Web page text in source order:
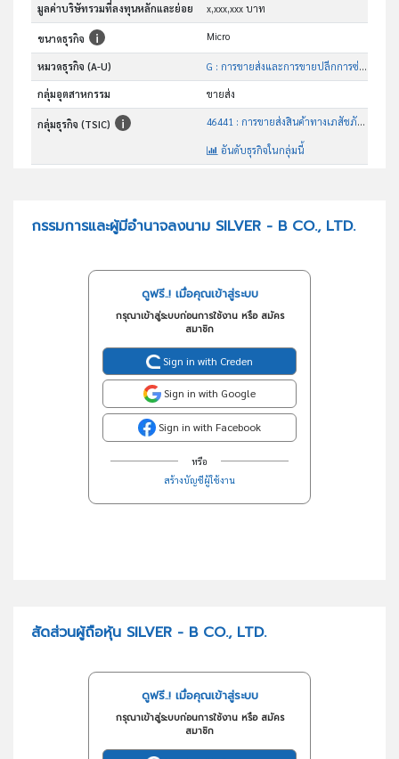
มูลค่าบริษัทรวมที่ลงทุนหลักและย่อย x,xxx,xxx บาท
ขนาดธุรกิจ Micro
หมวดธุรกิจ (A-U) G : การขายส่งและการขายปลีกการซ่อมยานยนต์และ จักรยานยนต์
กลุ่มอุตสาหกรรม ขายส่ง
กลุ่มธุรกิจ (TSIC) 46441 : การขายส่งสินค้าทางเภสัชภัณฑ์และทางการแพทย์
อันดับธุรกิจในกลุ่มนี้
กรรมการและผู้มีอำนาจลงนาม SILVER - B CO., LTD.
ดูฟรี..! เมื่อคุณเข้าสู่ระบบ
กรุณาเข้าสู่ระบบก่อนการใช้งาน หรือ สมัคร
สมาชิก
Sign in with Creden
Sign in with Google
Sign in with Facebook
หรือ
สร้างบัญชีผู้ใช้งาน
สัดส่วนผู้ถือหุ้น SILVER - B CO., LTD.
ดูฟรี..! เมื่อคุณเข้าสู่ระบบ
กรุณาเข้าสู่ระบบก่อนการใช้งาน หรือ สมัคร
สมาชิก